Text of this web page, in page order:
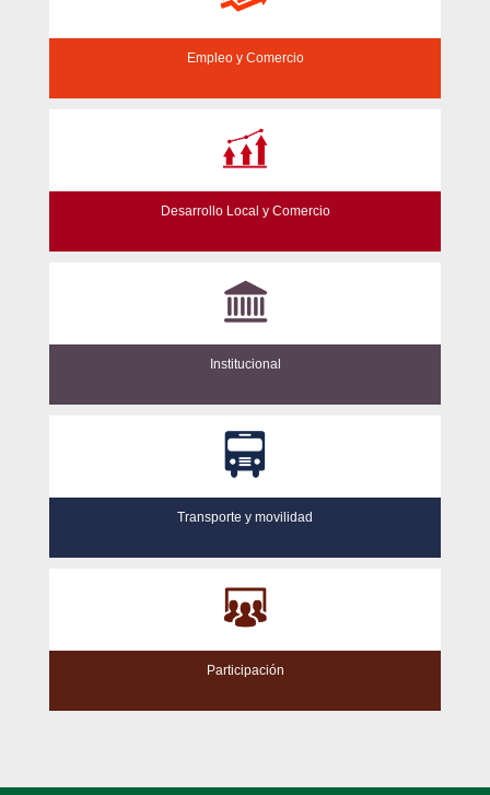
Empleo y Comercio
Desarrollo Local y Comercio
Institucional
Transporte y movilidad
Participación